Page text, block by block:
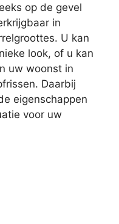
op de gevel
in
U kan
look, of u kan
uw woonst in
Daarbij
eigenschappen
voor uw